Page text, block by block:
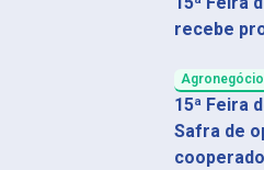
recebe
15ª Feira
Safra de